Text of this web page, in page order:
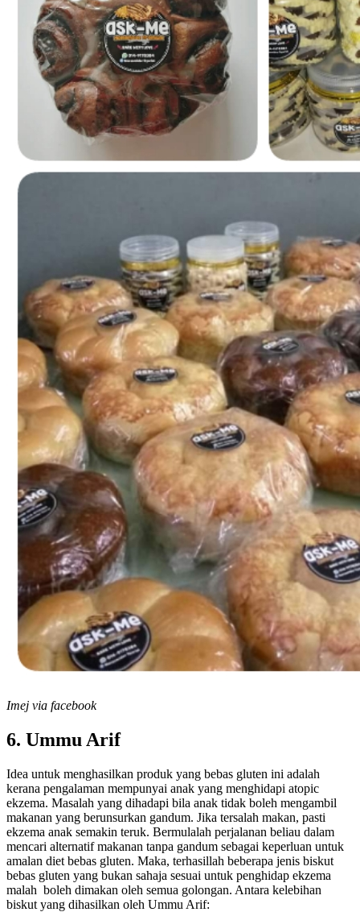
Imej via facebook
6. Ummu Arif
Idea untuk menghasilkan produk yang bebas gluten ini adalah
kerana pengalaman mempunyai anak yang menghidapi atopic
ekzema. Masalah yang dihadapi bila anak tidak boleh mengambil
makanan yang berunsurkan gandum. Jika tersalah makan, pasti
ekzema anak semakin teruk. Bermulalah perjalanan beliau dalam
mencari alternatif makanan tanpa gandum sebagai keperluan untuk
amalan diet bebas gluten. Maka, terhasillah beberapa jenis biskut
bebas gluten yang bukan sahaja sesuai untuk penghidap ekzema
malah boleh dimakan oleh semua golongan. Antara kelebihan
biskut yang dihasilkan oleh Ummu Arif: